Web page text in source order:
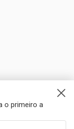
o primeiro a